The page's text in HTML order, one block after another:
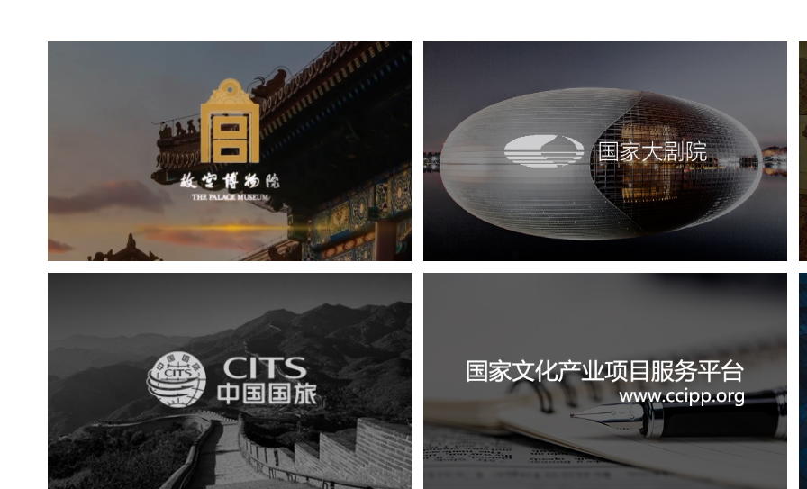
故宫博物院 国家大剧院
剧院 文化艺术 智慧展馆 展馆网站建设
中国国旅
电商网站 网站建设
国家文化项目产业平台
文化艺术 IT平台整体解决方案
系统开发
业务系统